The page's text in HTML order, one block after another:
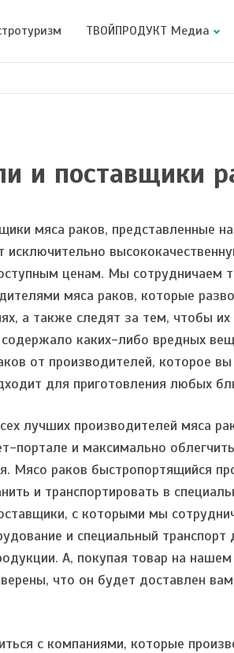
ТВОЙПРОДУКТ Медиа
и поставщики
мяса раков, представленные на
исключительно
ценам. Мы сотрудничаем
мяса раков, которые
а также следят за тем, чтобы их
каких-либо вредных
от производителей, которое вы
для приготовления любых
лучших производителей мяса
портале и максимально облегчить
Мясо раков быстропортящийся
и транспортировать в
с которыми мы
и специальный транспорт
А, покупая товар на нашем
что он будет доставлен вам
с компаниями, которые